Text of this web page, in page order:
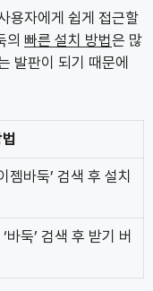
용자에게 쉽게 접근할
의 빠른 설치 방법은 많
발판이 되기 때문에
젬바둑’ 검색 후 설치
바둑’ 검색 후 받기 버